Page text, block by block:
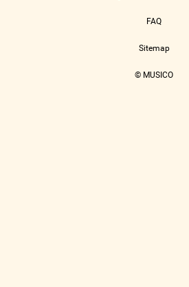
FAQ
Sitemap
© MUSICO